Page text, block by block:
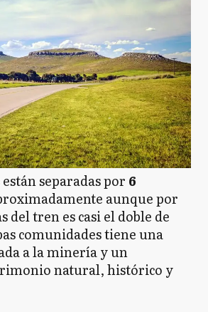
separadas por 6
aunque por
del tren es casi el doble de
comunidades tiene una
a la minería y un
natural, histórico y